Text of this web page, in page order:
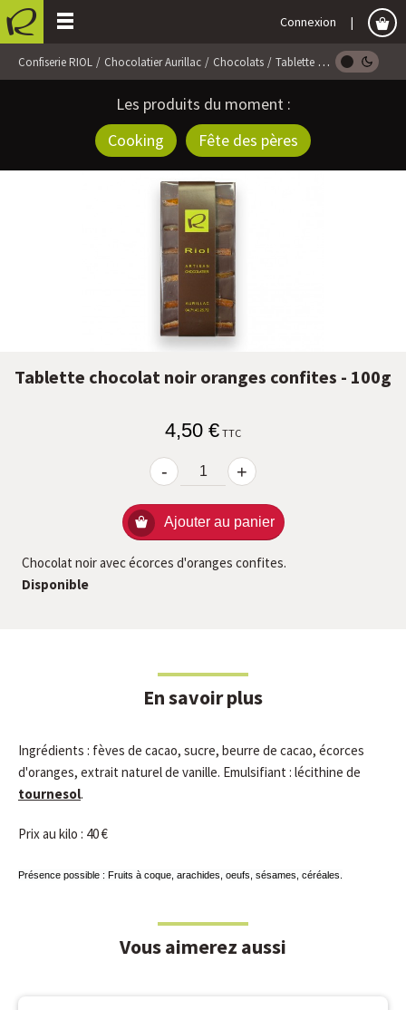
Connexion
Confiserie RIOL Chocolatier Aurillac Chocolats Tablette Chocolat
Les produits du moment :
Cooking
Fête des pères
Tablette chocolat noir oranges confites - 100g
Chocolat noir avec écorces d'oranges confites.
Disponible
4,50 € TTC
- +
Ajouter au panier
En savoir plus
Ingrédients : fèves de cacao, sucre, beurre de cacao, écorces
d'oranges, extrait naturel de vanille. Emulsifiant : lécithine de
tournesol.
Prix au kilo : 40 €
Présence possible : Fruits à coque, arachides, oeufs, sésames, céréales.
Vous aimerez aussi